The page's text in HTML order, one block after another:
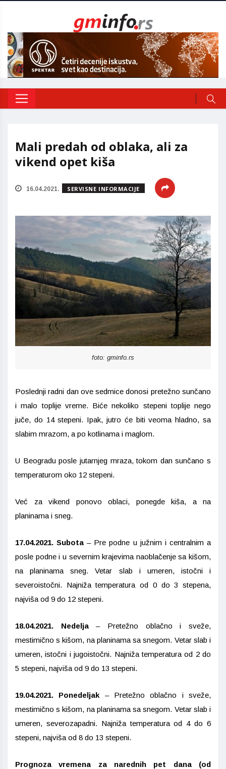
Mali predah od oblaka, ali za
vikend opet kiša
16.04.2021. SERVISNE INFORMACIJE
foto: gminfo.rs
Poslednji radni dan ove sedmice donosi pretežno sunčano
i malo toplije vreme. Biće nekoliko stepeni toplije nego
juče, do 14 stepeni. Ipak, jutro će biti veoma hladno, sa
slabim mrazom, a po kotlinama i maglom.
U Beogradu posle jutarnjeg mraza, tokom dan sunčano s
temperaturom oko 12 stepeni.
Već za vikend ponovo oblaci, ponegde kiša, a na
planinama i sneg.
17.04.2021. Subota – Pre podne u južnim i centralnim a
posle podne i u severnim krajevima naoblačenje sa kišom,
na planinama sneg. Vetar slab i umeren, istočni i
severoistočni. Najniža temperatura od 0 do 3 stepena,
najviša od 9 do 12 stepeni.
18.04.2021. Nedelja– Pretežno oblačno i sveže,
mestimično s kišom, na planinama sa snegom. Vetar slab i
umeren, istočni i jugoistočni. Najniža temperatura od 2 do
5 stepeni, najviša od 9 do 13 stepeni.
19.04.2021. Ponedeljak – Pretežno oblačno i sveže,
mestimično s kišom, na planinama sa snegom. Vetar slab i
umeren, severozapadni. Najniža temperatura od 4 do 6
stepeni, najviša od 8 do 13 stepeni.
Prognoza vremena za narednih pet dana (od